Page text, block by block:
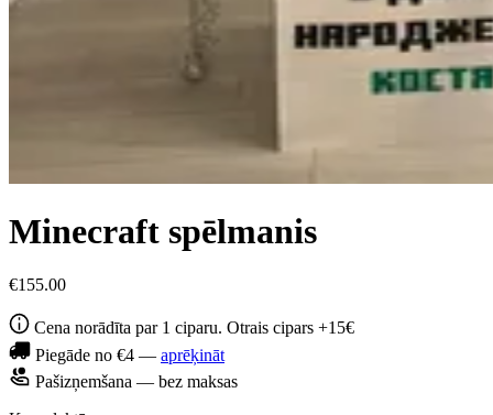
Minecraft spēlmanis
€155.00
Cena norādīta par 1 ciparu. Otrais cipars +15€
Piegāde no €4 — aprēķināt
Pašizņemšana — bez maksas